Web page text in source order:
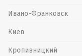
Ивано-Франковск
Киев
Кропивницкий